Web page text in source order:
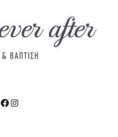
Facebook
Instagram